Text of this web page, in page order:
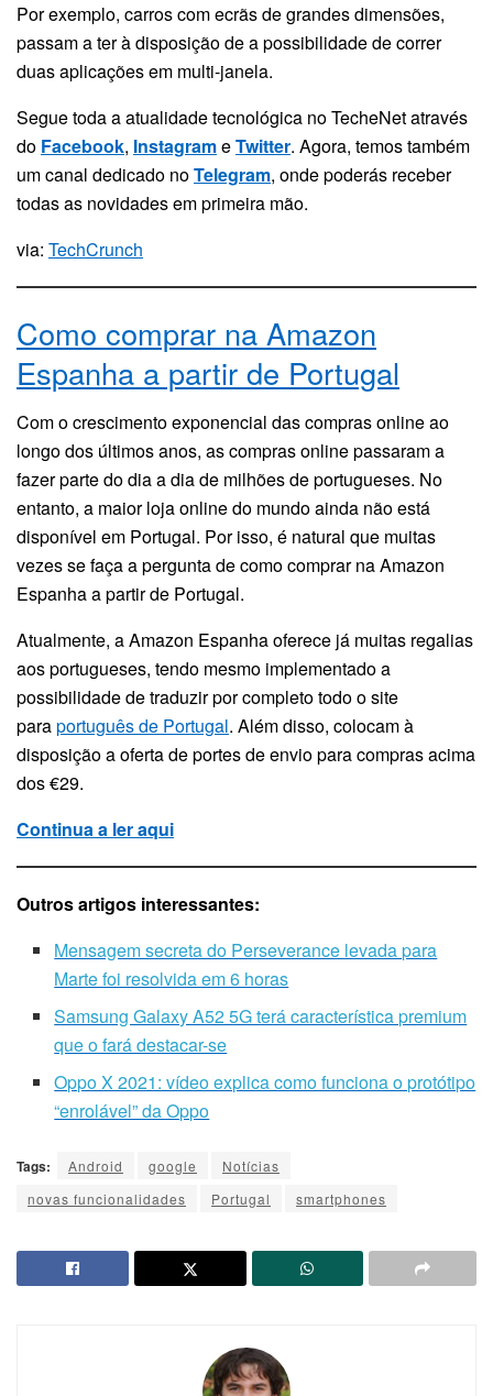
Por exemplo, carros com ecrãs de grandes dimensões,
passam a ter à disposição de a possibilidade de correr
duas aplicações em multi-janela.
Segue toda a atualidade tecnológica no TecheNet através
do Facebook, InstagrameTwitter. Agora, temos também
um canal dedicado noTelegram, onde poderás receber
todas as novidades em primeira mão.
via: TechCrunch
Como comprar na Amazon
Espanha a partir de Portugal
Com o crescimento exponencial das compras online ao
longo dos últimos anos, as compras online passaram a
fazer parte do dia a dia de milhões de portugueses. No
entanto, a maior loja online do mundo ainda não está
disponível em Portugal. Por isso, é natural que muitas
vezes se faça a pergunta de como comprar na Amazon
Espanha a partir de Portugal.
Atualmente, a Amazon Espanha oferece já muitas regalias
aos portugueses, tendo mesmo implementado a
possibilidade de traduzir por completo todo o site
paraportuguês de Portugal. Além disso, colocam à
disposição a oferta de portes de envio para compras acima
dos €29.
Continua a ler aqui
Outros artigos interessantes:
Mensagem secreta do Perseverance levada para
Marte foi resolvida em 6 horas
Samsung Galaxy A52 5G terá característica premium
que o fará destacar-se
Oppo X 2021: vídeo explica como funciona o protótipo
“enrolável” da Oppo
Tags: Android google
Notícias
novas funcionalidades
Portugal smartphones